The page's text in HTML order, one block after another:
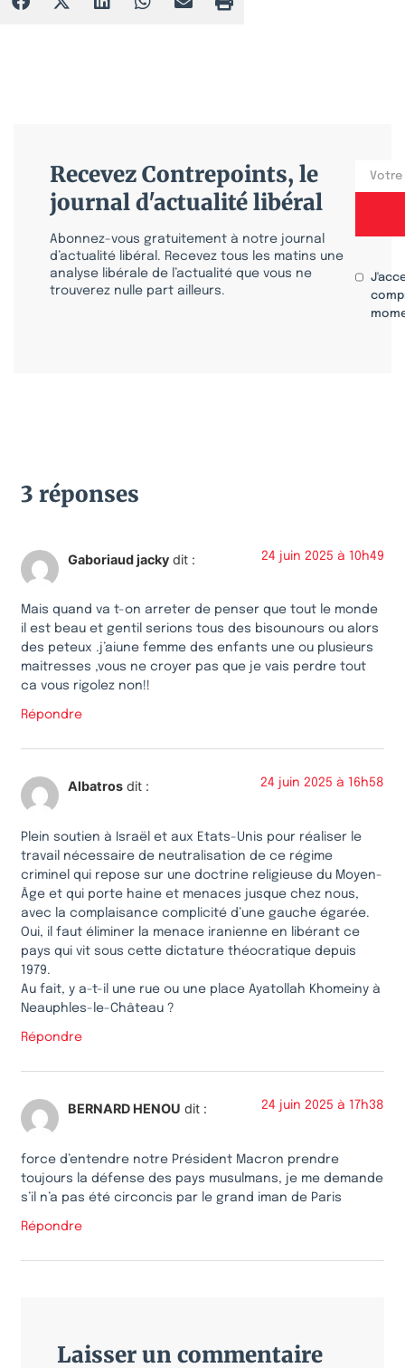
Recevez Contrepoints, le
journal d'actualité libéral
Abonnez-vous gratuitement à notre journal
d’actualité libéral. Recevez tous les matins une
analyse libérale de l’actualité que vous ne
trouverez nulle part ailleurs.
3 réponses
Gaboriaud jacky dit : 24 juin 2025 à 10h49
Mais quand va t-on arreter de penser que tout le monde
il est beau et gentil serions tous des bisounours ou alors
des peteux .j’aiune femme des enfants une ou plusieurs
maitresses ,vous ne croyer pas que je vais perdre tout
ca vous rigolez non!!
Répondre
Albatros dit : 24 juin 2025 à 16h58
Plein soutien à Israël et aux Etats-Unis pour réaliser le
travail nécessaire de neutralisation de ce régime
criminel qui repose sur une doctrine religieuse du Moyen-
Âge et qui porte haine et menaces jusque chez nous,
avec la complaisance complicité d’une gauche égarée.
Oui, il faut éliminer la menace iranienne en libérant ce
pays qui vit sous cette dictature théocratique depuis
1979.
Au fait, y a-t-il une rue ou une place Ayatollah Khomeiny à
Neauphles-le-Château ?
Répondre
BERNARD HENOU dit : 24 juin 2025 à 17h38
force d’entendre notre Président Macron prendre
toujours la défense des pays musulmans, je me demande
s’il n’a pas été circoncis par le grand iman de Paris
Répondre
Laisser un commentaire